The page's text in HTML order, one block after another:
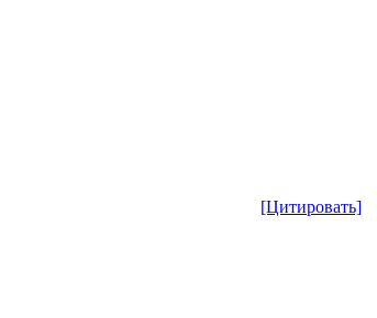
[Цитировать]